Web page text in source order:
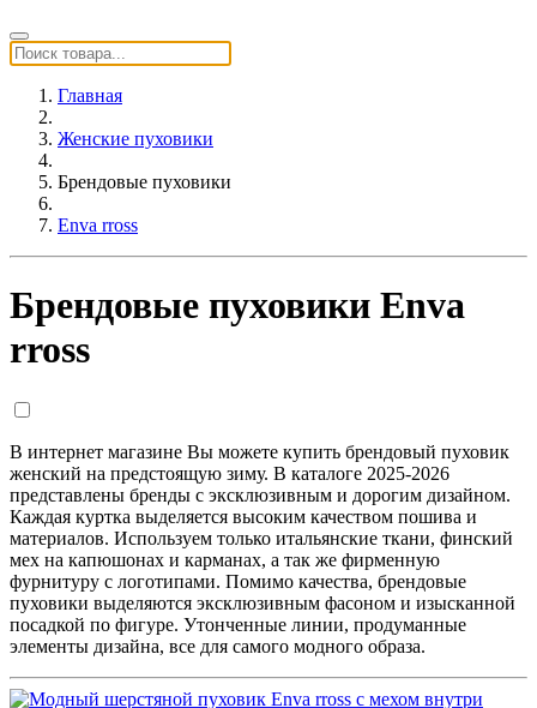
Главная
Женские пуховики
Брендовые пуховики
Enva rross
Брендовые пуховики Enva
rross
В интернет магазине Вы можете купить брендовый пуховик
женский на предстоящую зиму. В каталоге 2025-2026
представлены бренды с эксклюзивным и дорогим дизайном.
Каждая куртка выделяется высоким качеством пошива и
материалов. Используем только итальянские ткани, финский
мех на капюшонах и карманах, а так же фирменную
фурнитуру с логотипами. Помимо качества, брендовые
пуховики выделяются эксклюзивным фасоном и изысканной
посадкой по фигуре. Утонченные линии, продуманные
элементы дизайна, все для самого модного образа.